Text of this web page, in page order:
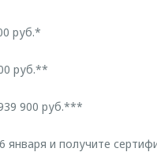
руб.*
руб.**
900 руб.***
и получите